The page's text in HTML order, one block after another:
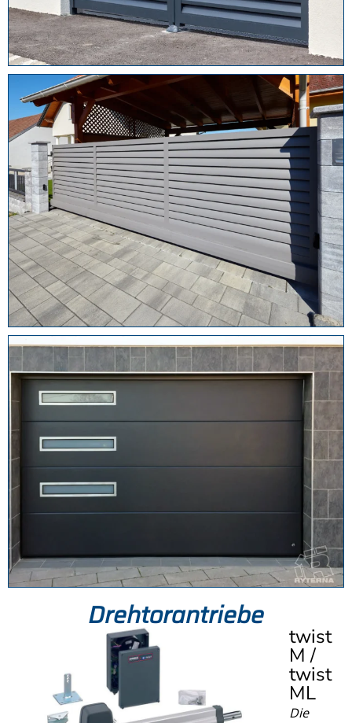
Drehtorantriebe
twist
M /
twist
ML​
Die